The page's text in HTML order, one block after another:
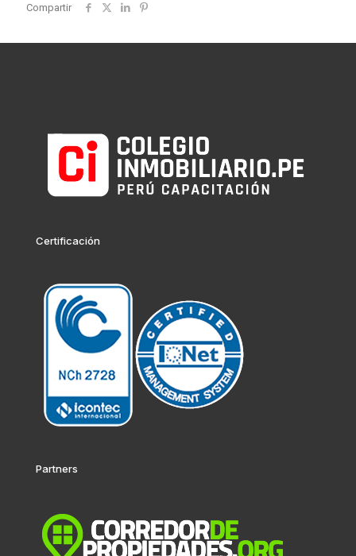
Compartir
Certificación
Partners